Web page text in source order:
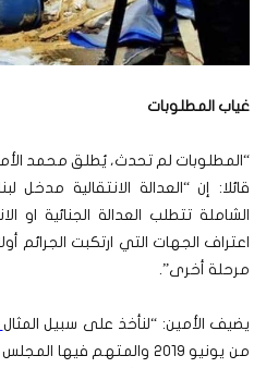
غياب المطلوبات
“المطلوبات لم تحدث، يُطلق محمد
قائلا: إن “العدالة الانتقالية مدخل
الشاملة تتطلب العدالة الجنائية او
اعتراف الجهات التي ارتكبت الجرائم
مرحلة أخرى”.
يضيف الأمين: “لنأخذ على سبيل المثال
من يونيو 2019 والمتهم